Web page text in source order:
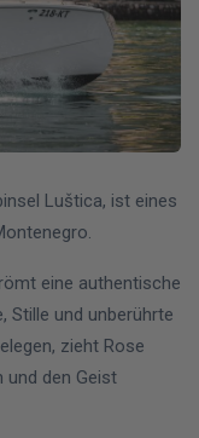
Luštica, ist eines
eine authentische
Stille und unberührte
zieht Rose
und den Geist